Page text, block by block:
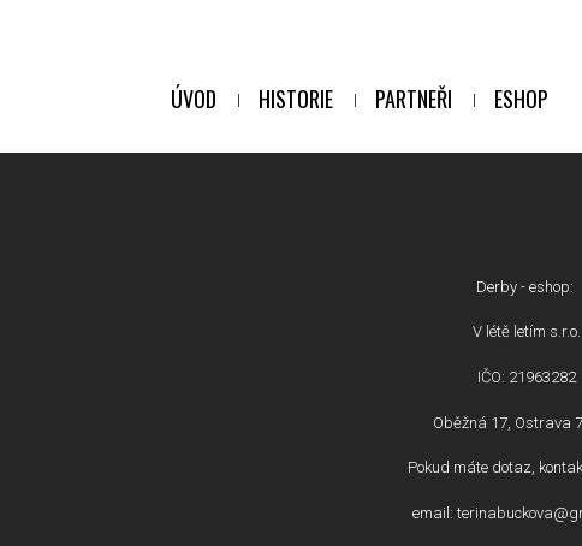
ÚVOD HISTORIE PARTNEŘI ESHOP
Derby - eshop:
V létě letím s.r.o.
IČO: 21963282
Oběžná 17, Ostrava
Pokud máte dotaz,
email: